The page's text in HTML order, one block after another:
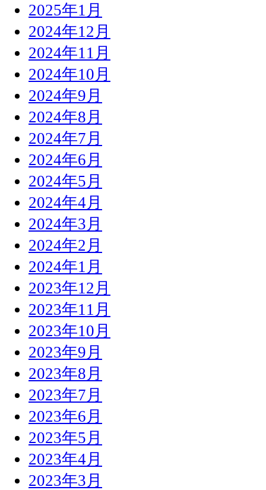
2025年1月
2024年12月
2024年11月
2024年10月
2024年9月
2024年8月
2024年7月
2024年6月
2024年5月
2024年4月
2024年3月
2024年2月
2024年1月
2023年12月
2023年11月
2023年10月
2023年9月
2023年8月
2023年7月
2023年6月
2023年5月
2023年4月
2023年3月